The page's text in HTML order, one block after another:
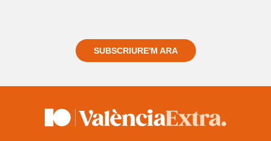
SUBSCRIURE'M ARA